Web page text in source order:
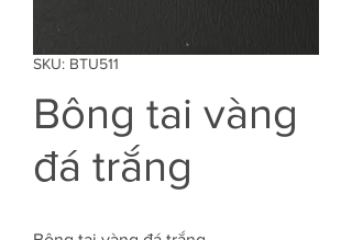
SKU: BTU511
Bông tai vàng
đá trắng